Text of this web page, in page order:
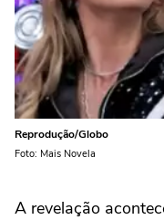
Reprodução/Globo
Foto: Mais Novela
A revelação